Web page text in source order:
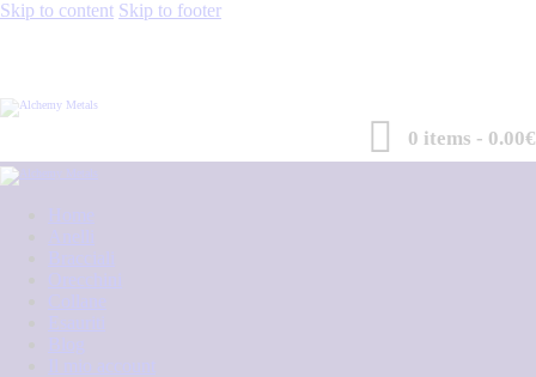
Skip to content Skip to footer
0 items - 0.00€
Home
Anelli
Bracciali
Orecchini
Collane
Esauriti
Blog
Il mio account